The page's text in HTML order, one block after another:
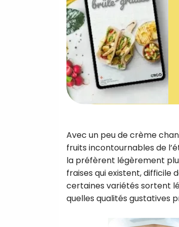
Avec un peu de crème
fruits incontournables de
la préfèrent légèrement
fraises qui existent, difficile
certaines variétés sortent
quelles qualités gustatives